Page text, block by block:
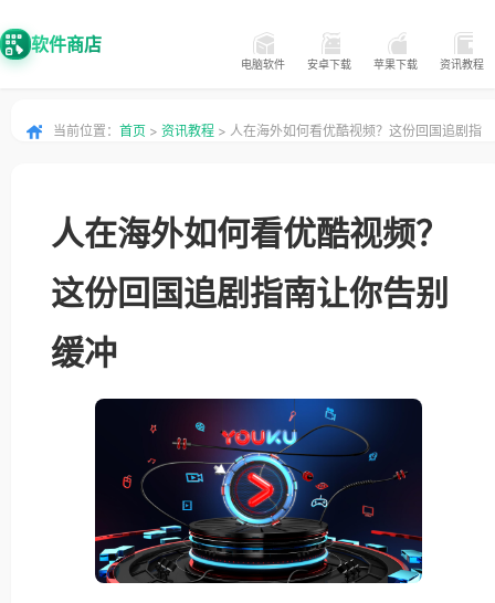
软件商店
电脑软件 安卓下载 苹果下载 资讯教程
当前位置： 首页 > 资讯教程 > 人在海外如何看优酷视频？这份回国追剧指
人在海外如何看优酷视频？
这份回国追剧指南让你告别
缓冲